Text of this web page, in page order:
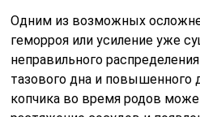
Одним из возможных
геморроя или усиление уже
неправильного
тазового дна и повышенного
копчика во время родов